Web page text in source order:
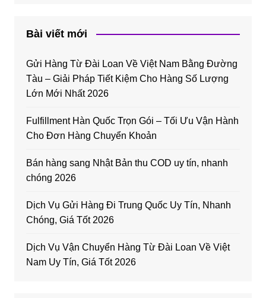
Bài viết mới
Gửi Hàng Từ Đài Loan Về Việt Nam Bằng Đường
Tàu – Giải Pháp Tiết Kiệm Cho Hàng Số Lượng
Lớn Mới Nhất 2026
Fulfillment Hàn Quốc Trọn Gói – Tối Ưu Vận Hành
Cho Đơn Hàng Chuyển Khoản
Bán hàng sang Nhật Bản thu COD uy tín, nhanh
chóng 2026
Dịch Vụ Gửi Hàng Đi Trung Quốc Uy Tín, Nhanh
Chóng, Giá Tốt 2026
Dịch Vụ Vận Chuyển Hàng Từ Đài Loan Về Việt
Nam Uy Tín, Giá Tốt 2026